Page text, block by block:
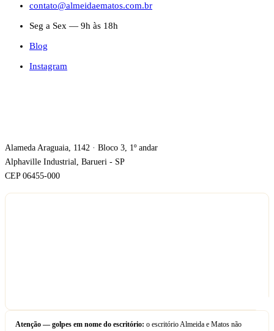
contato@almeidaematos.com.br
Seg a Sex — 9h às 18h
Blog
Instagram
Alameda Araguaia, 1142 · Bloco 3, 1º andar
Alphaville Industrial, Barueri - SP
CEP 06455-000
Atenção — golpes em nome do escritório: o escritório Almeida e Matos não